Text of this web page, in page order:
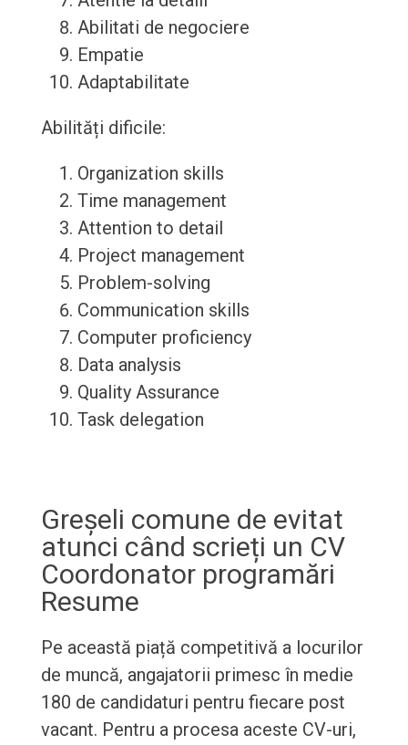
Abilitati de negociere
Empatie
Adaptabilitate
Abilități dificile:
Organization skills
Time management
Attention to detail
Project management
Problem-solving
Communication skills
Computer proficiency
Data analysis
Quality Assurance
Task delegation
Greșeli comune de evitat
atunci când scrieți un CV
Coordonator programări
Resume
Pe această piață competitivă a locurilor
de muncă, angajatorii primesc în medie
180 de candidaturi pentru fiecare post
vacant. Pentru a procesa aceste CV-uri,